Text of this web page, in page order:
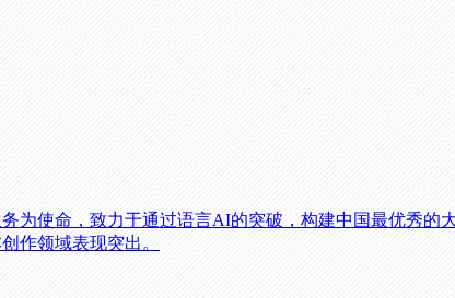
为使命，致力于通过语言AI的突破，构建中国最优秀
作领域表现突出。